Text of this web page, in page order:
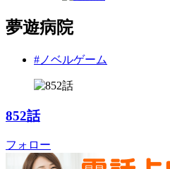
夢遊病院
#ノベルゲーム
852話
フォロー